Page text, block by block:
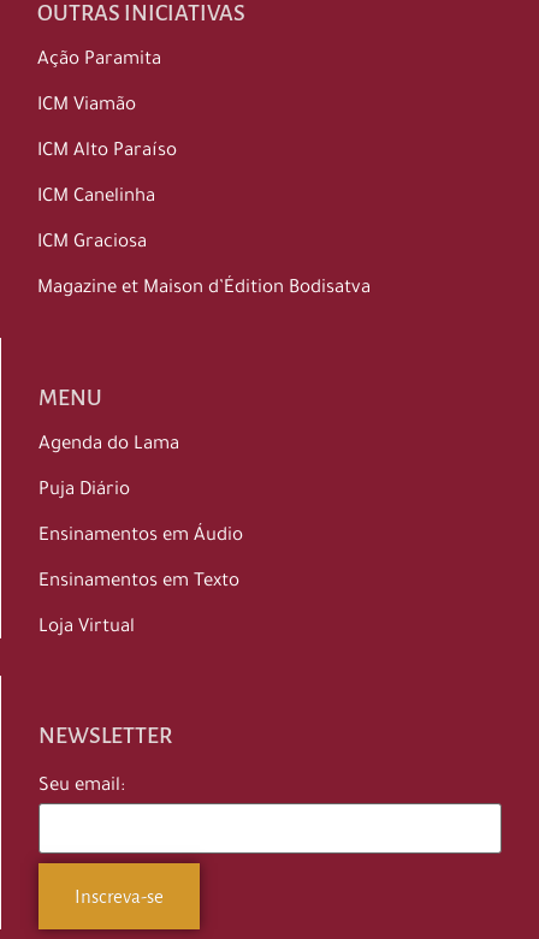
OUTRAS INICIATIVAS
Ação Paramita
ICM Viamão
ICM Alto Paraíso
ICM Canelinha
ICM Graciosa
Magazine et Maison d’Édition Bodisatva
MENU
Agenda do Lama
Puja Diário
Ensinamentos em Áudio
Ensinamentos em Texto
Loja Virtual
NEWSLETTER
Seu email: